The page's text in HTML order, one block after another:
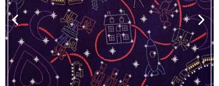
カルトナージュLeather用
金具・パーツ類
フルキット